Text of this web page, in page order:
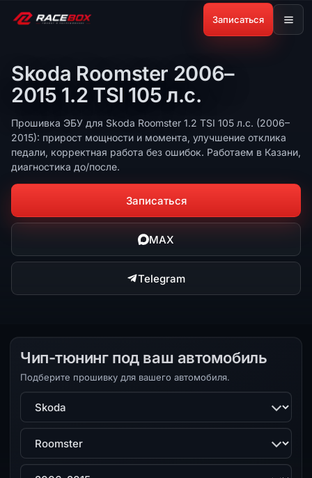
Записаться
Skoda Roomster 2006–
2015 1.2 TSI 105 л.с.
Прошивка ЭБУ для Skoda Roomster 1.2 TSI 105 л.с. (2006–
2015): прирост мощности и момента, улучшение отклика
педали, корректная работа без ошибок. Работаем в Казани,
диагностика до/после.
Записаться
MAX
Telegram
Чип-тюнинг под ваш автомобиль
Подберите прошивку для вашего автомобиля.
Марка
Модель
Поколение